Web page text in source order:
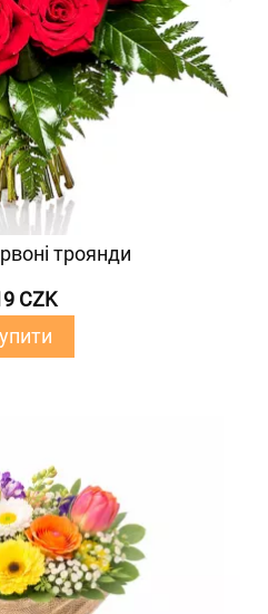
троянди
CZK